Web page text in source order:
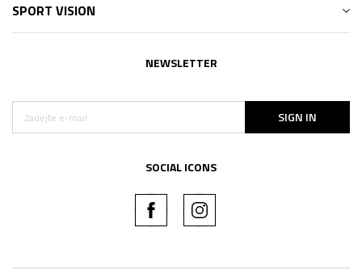
SPORT VISION
NEWSLETTER
SIGN IN
SOCIAL ICONS